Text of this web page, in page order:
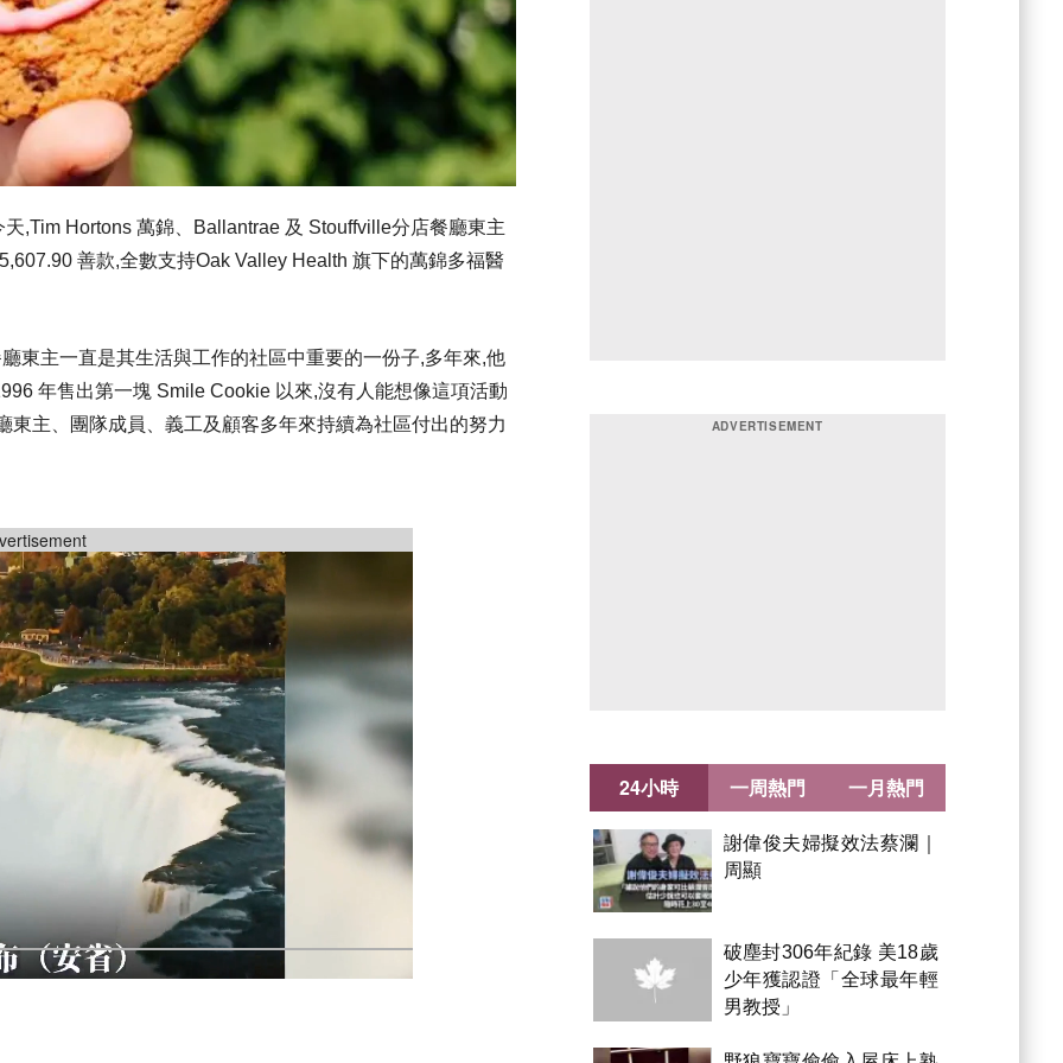
,Tim Hortons 萬錦、Ballantrae 及 Stouffville分店餐廳東主
善款,全數支持Oak Valley Health 旗下的萬錦多福醫
東主一直是其生活與工作的社區中重要的一份子,多年來,他
年售出第一塊 Smile Cookie 以來,沒有人能想像這項活動
主、團隊成員、義工及顧客多年來持續為社區付出的努力
24小時
謝偉俊夫婦擬效法蔡瀾｜
周顯
破塵封306年紀錄 美18歲
少年獲認證「全球最年輕
男教授」
一周熱門 一月熱門